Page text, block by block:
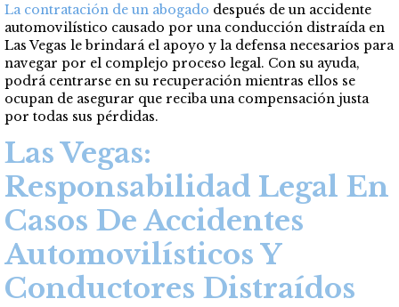
La contratación de un abogado después de un accidente
automovilístico causado por una conducción distraída en
Las Vegas le brindará el apoyo y la defensa necesarios para
navegar por el complejo proceso legal. Con su ayuda,
podrá centrarse en su recuperación mientras ellos se
ocupan de asegurar que reciba una compensación justa
por todas sus pérdidas.
Las Vegas:
Responsabilidad Legal En
Casos De Accidentes
Automovilísticos Y
Conductores Distraídos